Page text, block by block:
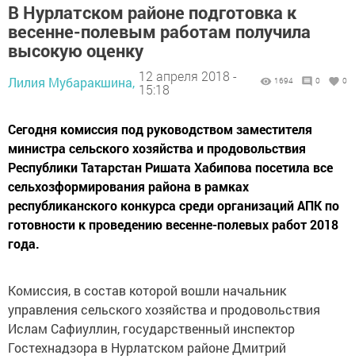
В Нурлатском районе подготовка к
весенне-полевым работам получила
высокую оценку
Лилия Мубаракшина, 12 апреля 2018 -
15:18
1694 0 0
Сегодня комиссия под руководством заместителя
министра сельского хозяйства и продовольствия
Республики Татарстан Ришата Хабипова посетила все
сельхозформирования района в рамках
республиканского конкурса среди организаций АПК по
готовности к проведению весенне-полевых работ 2018
года.
Комиссия, в состав которой вошли начальник
управления сельского хозяйства и продовольствия
Ислам Сафиуллин, государственный инспектор
Гостехнадзора в Нурлатском районе Дмитрий